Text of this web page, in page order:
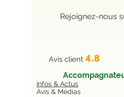
Rejoignez-nous
Avis client 4.8
Infos & Actus
Avis & Médias